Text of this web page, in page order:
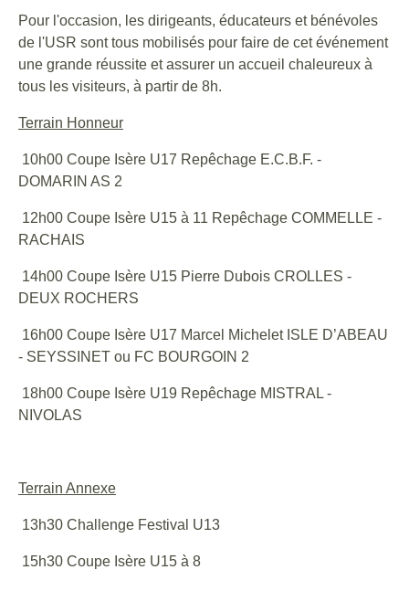
Pour l'occasion, les dirigeants, éducateurs et bénévoles
de l'USR sont tous mobilisés pour faire de cet événement
une grande réussite et assurer un accueil chaleureux à
tous les visiteurs, à partir de 8h.
Terrain Honneur
10h00 Coupe Isère U17 Repêchage E.C.B.F. -
DOMARIN AS 2
12h00 Coupe Isère U15 à 11 Repêchage COMMELLE -
RACHAIS
14h00 Coupe Isère U15 Pierre Dubois CROLLES -
DEUX ROCHERS
16h00 Coupe Isère U17 Marcel Michelet ISLE D’ABEAU
- SEYSSINET ou FC BOURGOIN 2
18h00 Coupe Isère U19 Repêchage MISTRAL -
NIVOLAS
Terrain Annexe
13h30 Challenge Festival U13
15h30 Coupe Isère U15 à 8